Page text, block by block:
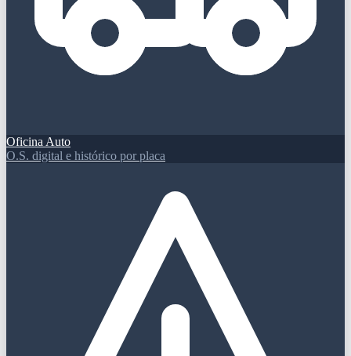
Oficina Auto
O.S. digital e histórico por placa